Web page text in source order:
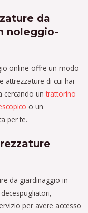
da
noleggio-
online offre un modo
attrezzature di cui hai
cercando un trattorino
o un
per te.
da giardinaggio in
per avere accesso